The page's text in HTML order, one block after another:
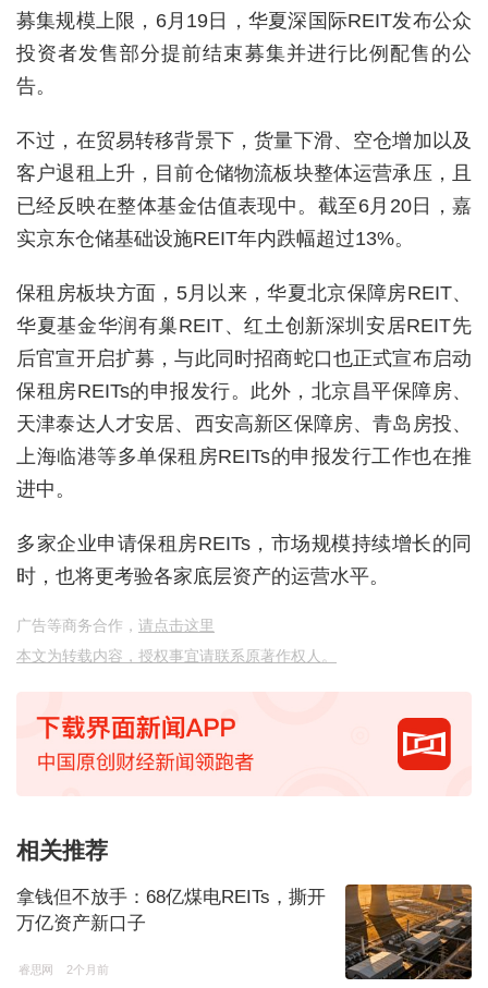
募集规模上限，6月19日，华夏深国际REIT发布公众
投资者发售部分提前结束募集并进行比例配售的公
告。
不过，在贸易转移背景下，货量下滑、空仓增加以及
客户退租上升，目前仓储物流板块整体运营承压，且
已经反映在整体基金估值表现中。截至6月20日，嘉
实京东仓储基础设施REIT年内跌幅超过13%。
保租房板块方面，5月以来，华夏北京保障房REIT、
华夏基金华润有巢REIT、红土创新深圳安居REIT先
后官宣开启扩募，与此同时招商蛇口也正式宣布启动
保租房REITs的申报发行。此外，北京昌平保障房、
天津泰达人才安居、西安高新区保障房、青岛房投、
上海临港等多单保租房REITs的申报发行工作也在推
进中。
多家企业申请保租房REITs，市场规模持续增长的同
时，也将更考验各家底层资产的运营水平。
广告等商务合作， 请点击这里
本文为转载内容，授权事宜请联系原著作权人。
相关推荐
拿钱但不放手：68亿煤电REITs，撕开
万亿资产新口子
睿思网 2个月前